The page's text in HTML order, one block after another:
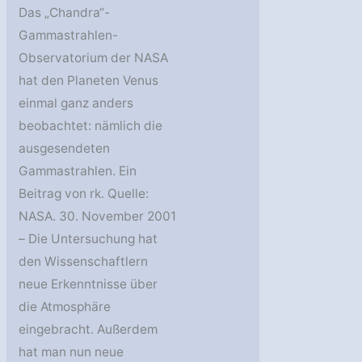
Das „Chandra“-
Gammastrahlen-
Observatorium der NASA
hat den Planeten Venus
einmal ganz anders
beobachtet: nämlich die
ausgesendeten
Gammastrahlen. Ein
Beitrag von rk. Quelle:
NASA. 30. November 2001
– Die Untersuchung hat
den Wissenschaftlern
neue Erkenntnisse über
die Atmosphäre
eingebracht. Außerdem
hat man nun neue